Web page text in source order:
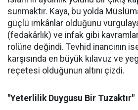
sunmaktır. Kaya, bu yolda
güçlü imkânlar olduğunu
(fedakârlık) ve infak gibi
rolüne değindi. Tevhid inancının
karşısında en büyük kılavuz ve
reçetesi olduğunun altını çizdi.
"Yeterlilik Duygusu Bir Tuzaktır"